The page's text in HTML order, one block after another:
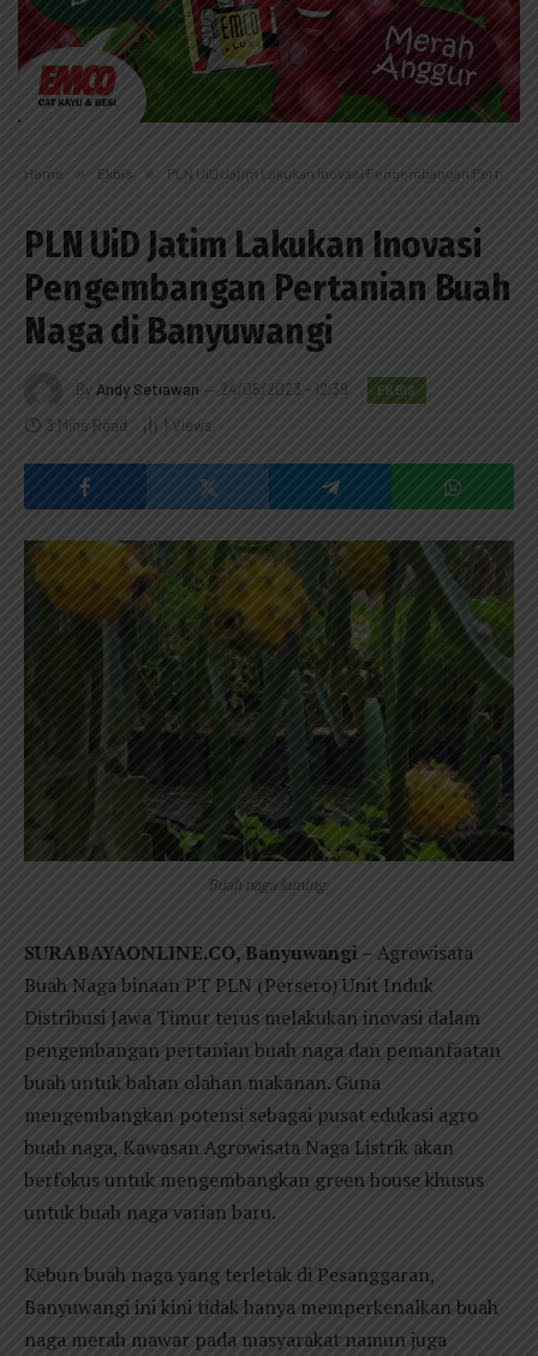
Home » Ekbis » PLN UiD Jatim Lakukan Inovasi Pengembangan Pertanian Buah Naga di Banyuwangi
PLN UiD Jatim Lakukan Inovasi
Pengembangan Pertanian Buah
Naga di Banyuwangi
ByAndy Setiawan 24/05/2023 - 12:39 EKBIS
3 Mins Read 1 Views
Buah naga kuning.
SURABAYAONLINE.CO, Banyuwangi– Agrowisata
Buah Naga binaan PT PLN (Persero) Unit Induk
Distribusi Jawa Timur terus melakukan inovasi dalam
pengembangan pertanian buah naga dan pemanfaatan
buah untuk bahan olahan makanan. Guna
mengembangkan potensi sebagai pusat edukasi agro
buah naga, Kawasan Agrowisata Naga Listrik akan
berfokus untuk mengembangkan green house khusus
untuk buah naga varian baru.
Kebun buah naga yang terletak di Pesanggaran,
Banyuwangi ini kini tidak hanya memperkenalkan buah
naga merah mawar pada masyarakat namun juga